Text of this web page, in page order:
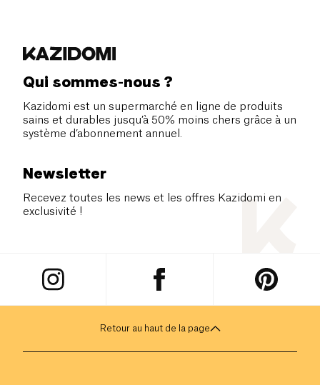
Qui sommes-nous ?
Kazidomi est un supermarché en ligne de produits
sains et durables jusqu’à 50% moins chers grâce à un
système d’abonnement annuel.
Newsletter
Recevez toutes les news et les offres Kazidomi en
exclusivité !
Retour au haut de la page